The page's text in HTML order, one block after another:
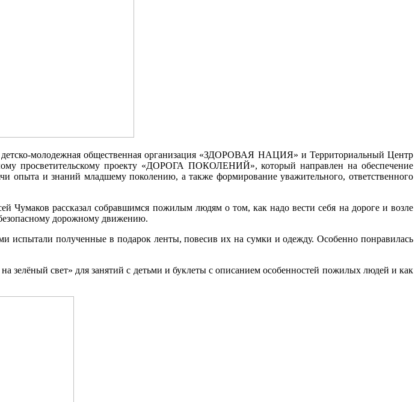
детско-молодежная общественная организация «ЗДОРОВАЯ НАЦИЯ» и Территориальный Центр
просветительскому проекту «ДОРОГА ПОКОЛЕНИЙ», который направлен на обеспечение
опыта и знаний младшему поколению, а также формирование уважительного, ответственного
рассказал собравшимся пожилым людям о том, как надо вести себя на дороге и возле
дорожному движению.
полученные в подарок ленты, повесив их на сумки и одежду. Особенно понравилась
зелёный свет» для занятий с детьми и буклеты с описанием особенностей пожилых людей и как